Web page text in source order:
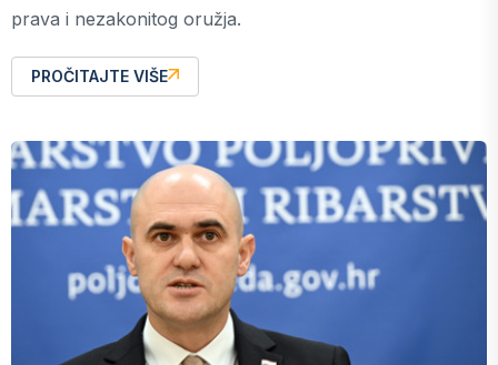
prava i nezakonitog oružja.
PROČITAJTE VIŠE